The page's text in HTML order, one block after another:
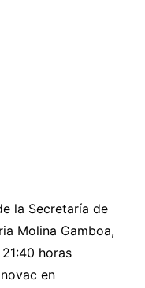
la Secretaría de
Molina Gamboa,
horas
en